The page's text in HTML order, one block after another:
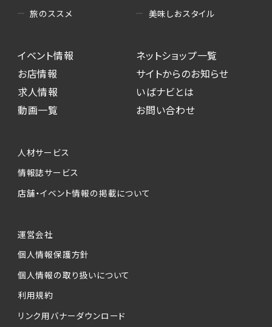
旅のススメ
美味しおスタイル
イベント情報
お店情報
求人情報
動画一覧
ネットショップ一覧
サイトからのお知らせ
いばナビとは
お問い合わせ
人材サービス
情報誌サービス
店舗・イベント情報の掲載について
運営会社
個人情報保護方針
個人情報の取り扱いについて
利用規約
リンク用バナーダウンロード